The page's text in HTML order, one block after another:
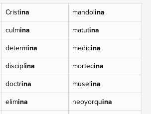
Cristina mandolina
culmina matutina
determina medicina
disciplina mortecina
doctrina muselina
elimina neoyorquina